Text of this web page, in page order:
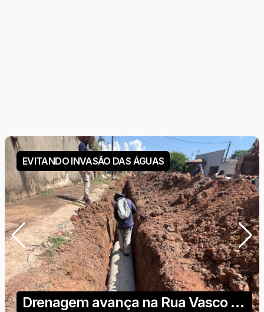
24º COMARCA DE RO
Nova Mamoré vai inaugurar o seu
1º Tribunal do Júri dia 12 julgando 3
crimes de grande repercussão na